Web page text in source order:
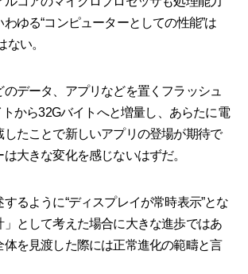
ゆる“コンピューターとしての性能”は
ない。
データ、アプリなどを置くフラッシュ
トから32Gバイトへと増量し、あらたに電
したことで新しいアプリの登場が期待で
大きな変化を感じないはずだ。
るように“ディスプレイが常時表示”とな
」として考えた場合に大きな進歩ではあ
体を見渡した際には正常進化の範疇と言